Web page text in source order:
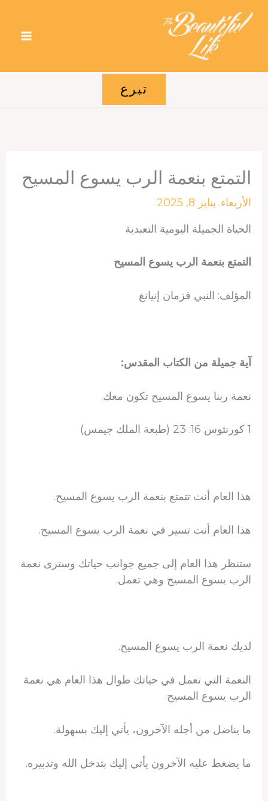
تبرع
التمتع بنعمة الرب يسوع المسيح
الأربعاء. يناير 8, 2025
الحياة الجميلة اليومية التعبدية
التمتع بنعمة الرب يسوع المسيح
المؤلف: النبي قزمان إنيانغ
آية جميلة من الكتاب المقدس:
نعمة ربنا يسوع المسيح تكون معك.
1 كورنثوس 16: 23 (طبعة الملك جيمس)
هذا العام أنت تتمتع بنعمة الرب يسوع المسيح.
هذا العام أنت تسير في نعمة الرب يسوع المسيح.
ستنظر هذا العام إلى جميع جوانب حياتك وسترى نعمة
الرب يسوع المسيح وهي تعمل.
لديك نعمة الرب يسوع المسيح.
النعمة التي تعمل في حياتك طوال هذا العام هي نعمة
الرب يسوع المسيح.
ما يناضل من أجله الآخرون، يأتي إليك بسهولة.
ما يضغط عليه الآخرون يأتي إليك بتدخل الله وتدبيره.